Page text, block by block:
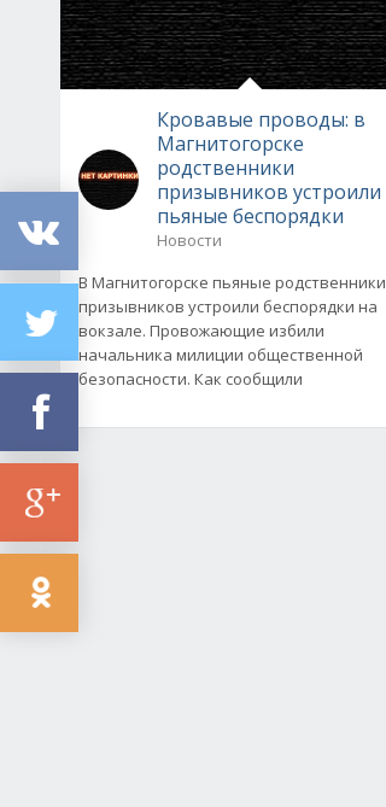
Кровавые проводы: в
Магнитогорске
родственники
призывников устроили
пьяные беспорядки
Новости
В Магнитогорске пьяные родственники
призывников устроили беспорядки на
вокзале. Провожающие избили
начальника милиции общественной
безопасности. Как сообщили